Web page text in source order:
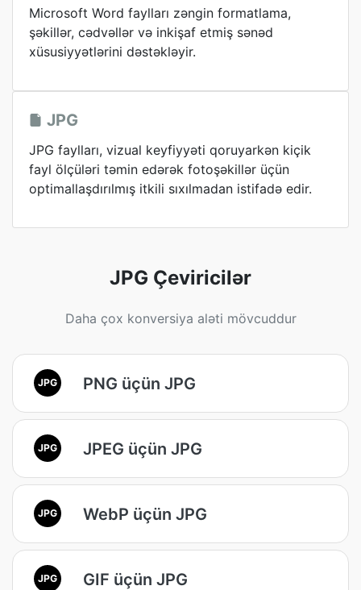
Microsoft Word faylları zəngin formatlama,
şəkillər, cədvəllər və inkişaf etmiş sənəd
xüsusiyyətlərini dəstəkləyir.
JPG
JPG faylları, vizual keyfiyyəti qoruyarkən kiçik
fayl ölçüləri təmin edərək fotoşəkillər üçün
optimallaşdırılmış itkili sıxılmadan istifadə edir.
JPG Çeviricilər
Daha çox konversiya aləti mövcuddur
JPG PNG üçün JPG
JPG JPEG üçün JPG
JPG WebP üçün JPG
JPG GIF üçün JPG